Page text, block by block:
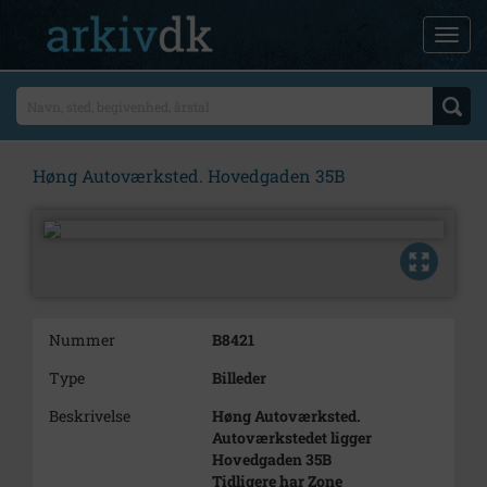
Høng Autoværksted. Hovedgaden 35B
Nummer
B8421
Type
Billeder
Beskrivelse
Høng Autoværksted.
Autoværkstedet ligger
Hovedgaden 35B
Tidligere har Zone